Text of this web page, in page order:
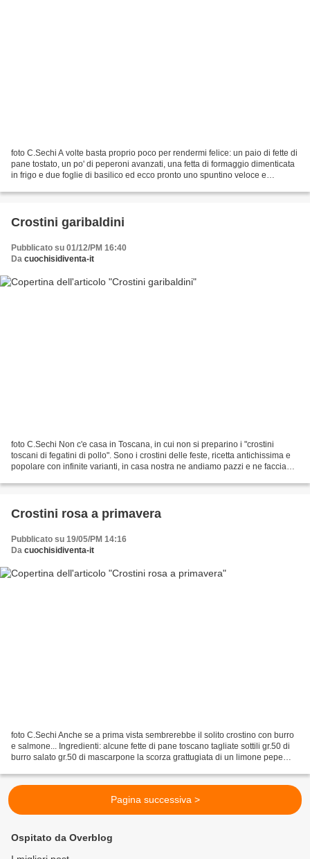
foto C.Sechi A volte basta proprio poco per rendermi felice: un paio di fette di
pane tostato, un po' di peperoni avanzati, una fetta di formaggio dimenticata
in frigo e due foglie di basilico ed ecco pronto uno spuntino veloce e
Crostini garibaldini
Pubblicato su 01/12/PM 16:40
Da cuochisidiventa-it
foto C.Sechi Non c'e casa in Toscana, in cui non si preparino i "crostini
toscani di fegatini di pollo". Sono i crostini delle feste, ricetta antichissima e
popolare con infinite varianti, in casa nostra ne andiamo pazzi e ne facciamo
Crostini rosa a primavera
Pubblicato su 19/05/PM 14:16
Da cuochisidiventa-it
foto C.Sechi Anche se a prima vista sembrerebbe il solito crostino con burro
e salmone... Ingredienti: alcune fette di pane toscano tagliate sottili gr.50 di
burro salato gr.50 di mascarpone la scorza grattugiata di un limone pepe
Pagina successiva >
Ospitato da Overblog